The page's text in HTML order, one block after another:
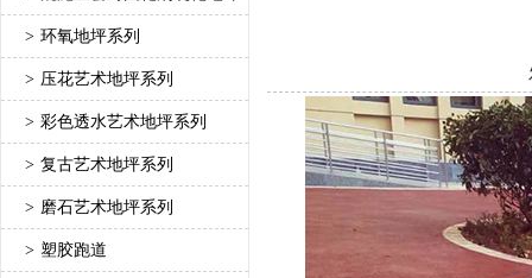
> 环氧地坪系列
> 压花艺术地坪系列
> 彩色透水艺术地坪系列
> 复古艺术地坪系列
> 磨石艺术地坪系列
> 塑胶跑道